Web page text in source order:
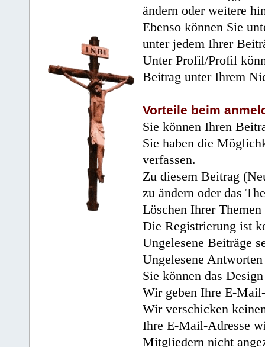
ändern oder weitere
Ebenso können Sie
unter jedem Ihrer
Unter Profil/Profil
Beitrag unter Ihrem
Vorteile beim
Sie können Ihren
Sie haben die
verfassen.
Zu diesem Beitrag
zu ändern oder das
Löschen Ihrer
Die Registrierung ist
Ungelesene Beiträge
Ungelesene
Sie können das
Wir geben Ihre E-
Wir verschicken
Ihre E-Mail-Adresse
Mitgliedern nicht